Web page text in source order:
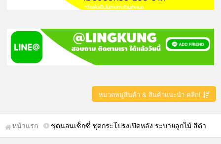
หมวดหมู่สินค้า & สินค้าแนะนำ คลิก!
หน้าแรก ชุดนอนเซ็กซี่ ชุดกระโปรงเปิดหลัง ระบายลูกไม้ สีดำ